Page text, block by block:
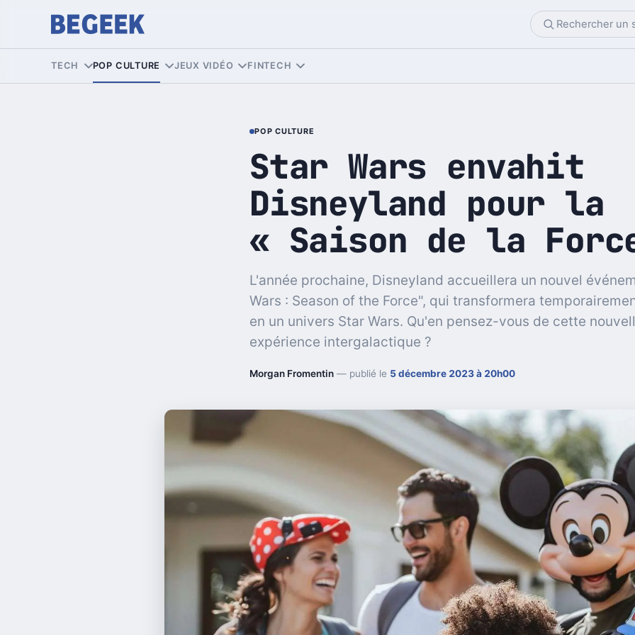
TECH POP CULTURE JEUX VIDÉO FINTECH
POP CULTURE
Star Wars envahit
Disneyland pour la
« Saison de la
L'année prochaine, Disneyland accueillera un nouvel
Wars : Season of the Force", qui transformera
en un univers Star Wars. Qu'en pensez-vous de cette
expérience intergalactique ?
Morgan Fromentin — publié le 5 décembre 2023 à 20h00